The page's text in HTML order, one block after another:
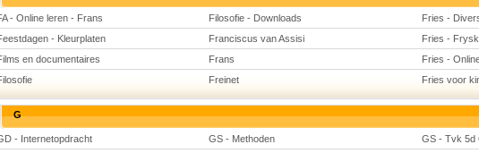
- Online leren - Frans Filosofie - Downloads
Fries -
- Kleurplaten
Franciscus van Assisi
Fries - Frysk
en documentaires
Frans
Fries -
Freinet Fries voor
G
- Internetopdracht GS - Methoden
GS - Tvk 5d